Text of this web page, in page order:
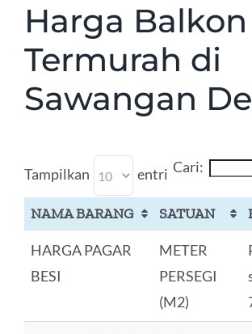
Harga
Termurah di
Sawangan
Tampilkan entri Cari:
NAMA BARANG SATUAN
HARGA PAGAR
BESI
METER
PERSEGI
(M2)